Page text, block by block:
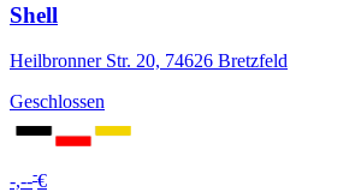
Shell
Heilbronner Str. 20, 74626 Bretzfeld
Geschlossen
-,---€